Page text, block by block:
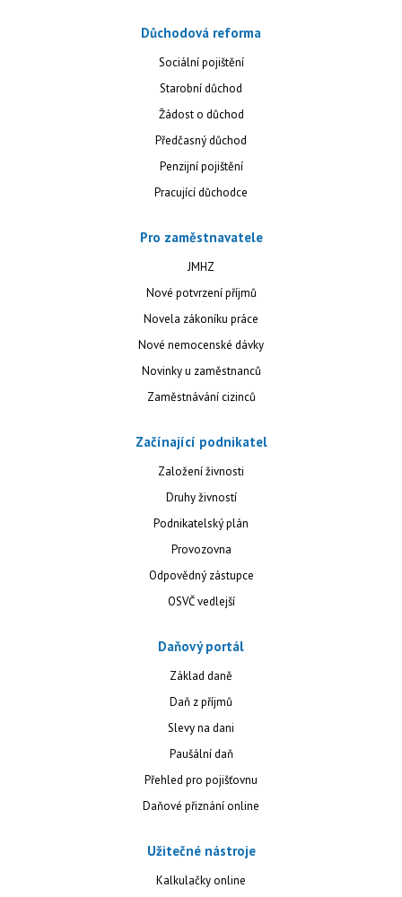
Důchodová reforma
Sociální pojištění
Starobní důchod
Žádost o důchod
Předčasný důchod
Penzijní pojištění
Pracující důchodce
Pro zaměstnavatele
JMHZ
Nové potvrzení příjmů
Novela zákoníku práce
Nové nemocenské dávky
Novinky u zaměstnanců
Zaměstnávání cizinců
Začínající podnikatel
Založení živnosti
Druhy živností
Podnikatelský plán
Provozovna
Odpovědný zástupce
OSVČ vedlejší
Daňový portál
Základ daně
Daň z příjmů
Slevy na dani
Paušální daň
Přehled pro pojišťovnu
Daňové přiznání online
Užitečné nástroje
Kalkulačky online